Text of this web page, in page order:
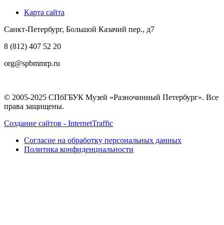
Карта сайта
Санкт-Петербург, Большой Казачий пер., д7
8 (812) 407 52 20
org@spbmmrp.ru
© 2005-2025 СПбГБУК Музей «Разночинный Петербург». Все
права защищены.
Создание сайтов - InternetTraffic
Согласие на обработку персональных данных
Политика конфиденциальности